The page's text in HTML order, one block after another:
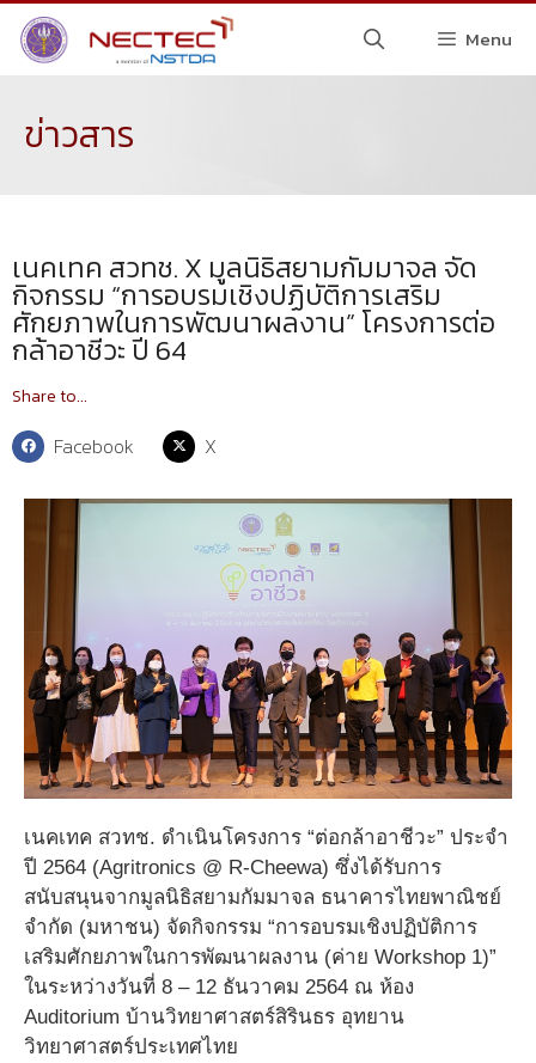
Menu
ข่าวสาร
เนคเทค สวทช. X มูลนิธิสยามกัมมาจล จัด
กิจกรรม “การอบรมเชิงปฏิบัติการเสริม
ศักยภาพในการพัฒนาผลงาน” โครงการต่อ
กล้าอาชีวะ ปี 64
Share to...
Facebook X
เนคเทค สวทช. ดำเนินโครงการ “ต่อกล้าอาชีวะ” ประจำ
ปี 2564 (Agritronics @ R-Cheewa) ซึ่งได้รับการ
สนับสนุนจากมูลนิธิสยามกัมมาจล ธนาคารไทยพาณิชย์
จำกัด (มหาชน) จัดกิจกรรม “การอบรมเชิงปฏิบัติการ
เสริมศักยภาพในการพัฒนาผลงาน (ค่าย Workshop 1)”
ในระหว่างวันที่ 8 – 12 ธันวาคม 2564 ณ ห้อง
Auditorium บ้านวิทยาศาสตร์สิรินธร อุทยาน
วิทยาศาสตร์ประเทศไทย